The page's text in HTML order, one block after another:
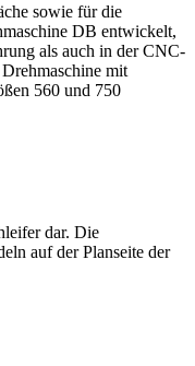
sowie für die
DB entwickelt,
als auch in der CNC-
mit
560 und 750
dar. Die
auf der Planseite der